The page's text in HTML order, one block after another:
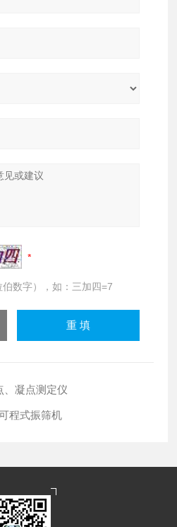
数字），如：三加四=7
、凝点测定仪
程式振筛机